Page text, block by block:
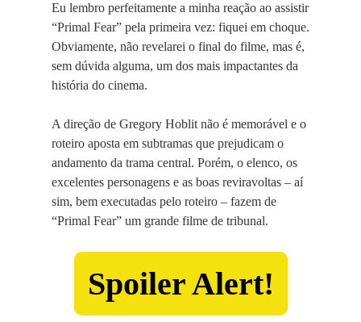
Eu lembro perfeitamente a minha reação ao assistir
“Primal Fear” pela primeira vez: fiquei em choque.
Obviamente, não revelarei o final do filme, mas é,
sem dúvida alguma, um dos mais impactantes da
história do cinema.
A direção de Gregory Hoblit não é memorável e o
roteiro aposta em subtramas que prejudicam o
andamento da trama central. Porém, o elenco, os
excelentes personagens e as boas reviravoltas – aí
sim, bem executadas pelo roteiro – fazem de
“Primal Fear” um grande filme de tribunal.
Spoiler Alert!